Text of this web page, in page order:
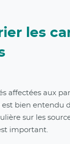
les
affectées aux
est bien entendu
sur les
important.